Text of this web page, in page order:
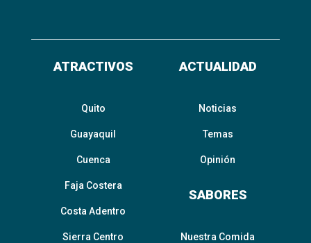
ATRACTIVOS
Quito
Guayaquil
Cuenca
Faja Costera
Costa Adentro
Sierra Centro
ACTUALIDAD
Noticias
Temas
Opinión
SABORES
Nuestra Comida